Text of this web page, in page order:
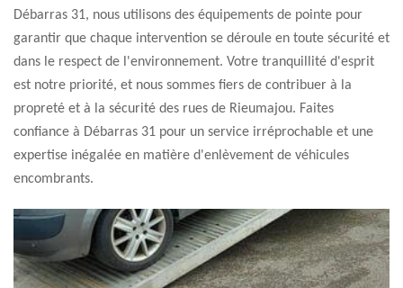
Débarras 31, nous utilisons des équipements de pointe pour
garantir que chaque intervention se déroule en toute sécurité et
dans le respect de l'environnement. Votre tranquillité d'esprit
est notre priorité, et nous sommes fiers de contribuer à la
propreté et à la sécurité des rues de Rieumajou. Faites
confiance à Débarras 31 pour un service irréprochable et une
expertise inégalée en matière d'enlèvement de véhicules
encombrants.